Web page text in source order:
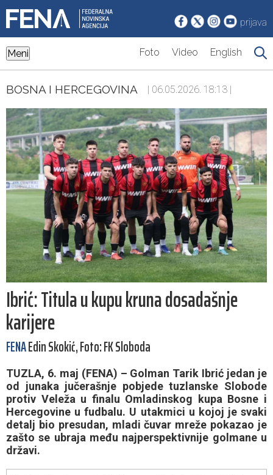
prijava
Meni Foto Video English
BOSNA I HERCEGOVINA | 06.05.2026. 18:13 |
Ibrić: Titula u kupu kruna dosadašnje
karijere
FENAEdin Skokić, Foto: FK Sloboda
TUZLA, 6. maj (FENA) – Golman Tarik Ibrić jedan je
od junaka jučerašnje pobjede tuzlanske Slobode
protiv Veleža u finalu Omladinskog kupa Bosne i
Hercegovine u fudbalu. U utakmici u kojoj je svaki
detalj bio presudan, mladi čuvar mreže pokazao je
zašto se ubraja među najperspektivnije golmane u
državi.